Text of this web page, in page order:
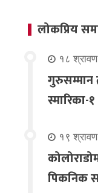
लोकप्रिय
१८
गुरुसम्मान
स्मारिका-
१९
पिकनिक